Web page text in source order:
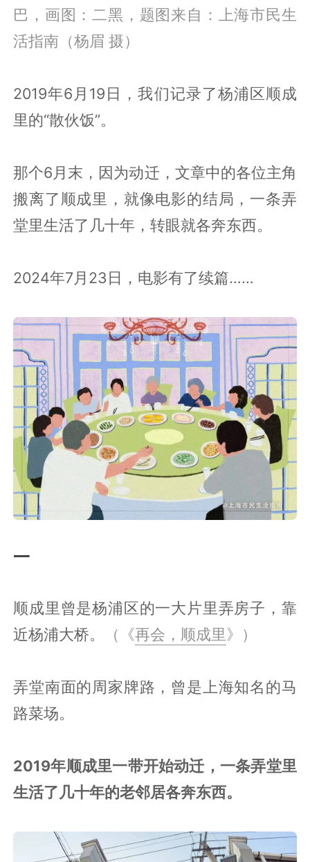
巴，画图：二黑，题图来自：上海市民生
活指南（杨眉 摄）
2019年6月19日，我们记录了杨浦区顺成
里的“散伙饭”。
那个6月末，因为动迁，文章中的各位主角
搬离了顺成里，就像电影的结局，一条弄
堂里生活了几十年，转眼就各奔东西。
2024年7月23日，电影有了续篇……
一
顺成里曾是杨浦区的一大片里弄房子，靠
近杨浦大桥。
（《再会，顺成里》）
弄堂南面的周家牌路，曾是上海知名的马
路菜场。
2019年顺成里一带开始动迁，一条弄堂里
生活了几十年的老邻居各奔东西。